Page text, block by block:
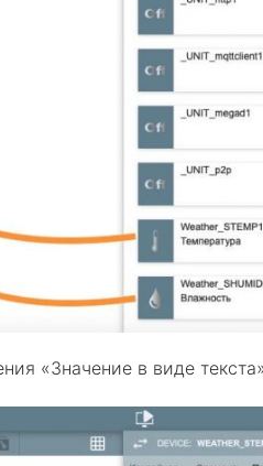
«Значение в виде